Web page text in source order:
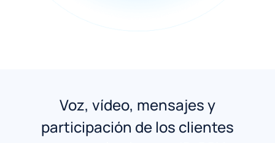
Voz, vídeo, mensajes y
participación de los clientes